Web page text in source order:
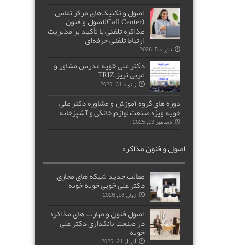
اصول و تکنیک‌های مرکز تماس
(Call Center)اصول و فنون
مذاکره تلفنی با تأکید بر مدیریت
ارتباط تلفنی حرفه‌ای
فوریه 5, 2026
دکتر علی خویه مدرس مشاور و
مربی تریز TRIZ
ژانویه 31, 2026
دوره های گروه آموزش و مشاوره دکتر علی
خویه ویژه صنعت لوازم خانگی و آشپزخانه
دسامبر 13, 2025
اصول و فنون مذاکره
مطالب جدید شبکه های مجازی
دکتر علی خویی خویه خوبه
ژوئن 18, 2026
اصول فنون و مهارت های مذاکره
در صنعت بانکداری دکتر علی
خویه
آوریل 21, 2026